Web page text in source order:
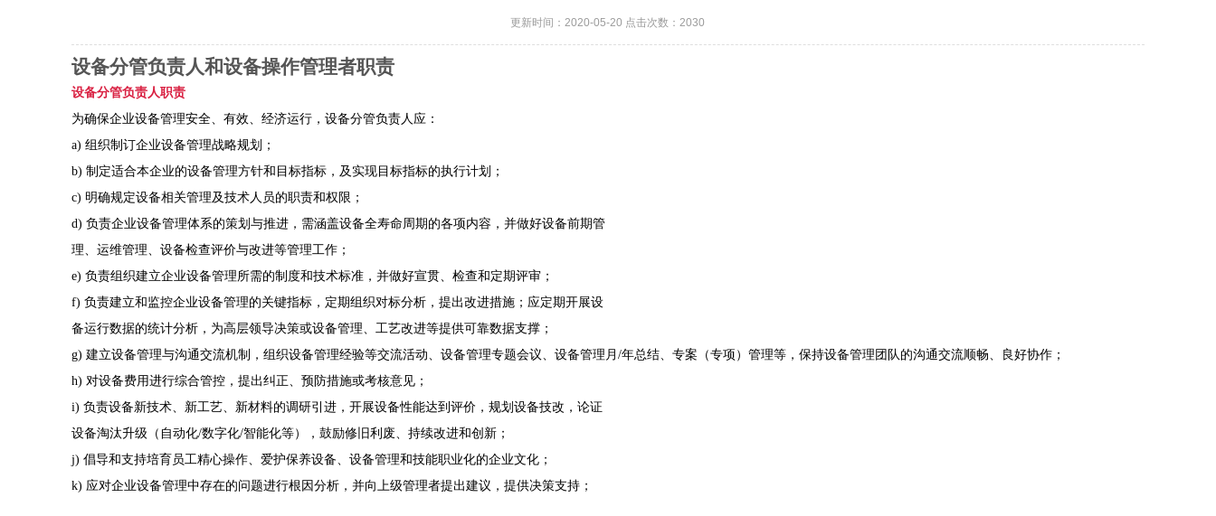
更新时间：2020-05-20 点击次数：2030
设备分管负责人和设备操作管理者职责
设备分管负责人职责
为确保企业设备管理安全、有效、经济运行，设备分管负责人应：
a)组织制订企业设备管理战略规划；
b)制定适合本企业的设备管理方针和目标指标，及实现目标指标的执行计划；
c) 明确规定设备相关管理及技术人员的职责和权限；
d) 负责企业设备管理体系的策划与推进，需涵盖设备全寿命周期的各项内容，并做好设备前期管
理、运维管理、设备检查评价与改进等管理工作；
e) 负责组织建立企业设备管理所需的制度和技术标准，并做好宣贯、检查和定期评审；
f) 负责建立和监控企业设备管理的关键指标，定期组织对标分析，提出改进措施；应定期开展设
备运行数据的统计分析，为高层领导决策或设备管理、工艺改进等提供可靠数据支撑；
g) 建立设备管理与沟通交流机制，组织设备管理经验等交流活动、设备管理专题会议、设备管理 月/年总结、专案（专项）管理等，保持设备管理团队的沟通交流顺畅、良好协作；
h) 对设备费用进行综合管控，提出纠正、预防措施或考核意见；
i) 负责设备新技术、新工艺、新材料的调研引进，开展设备性能达到评价，规划设备技改，论证
设备淘汰升级（自动化/数字化/智能化等），鼓励修旧利废、持续改进和创新；
j) 倡导和支持培育员工精心操作、爱护保养设备、设备管理和技能职业化的企业文化；
k) 应对企业设备管理中存在的问题进行根因分析，并向上级管理者提出建议，提供决策支持；